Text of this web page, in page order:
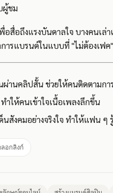
ผู้ชม
อสื่อถึงแรงบันดาลใจ บางคนเล่
รแบรนด์ในแบบที่ "ไม่ต้องเฟค
ผ่านคลิปสั้น ช่วยให้คนติดตามก
ำให้คนเข้าใจเนื้อเพลงลึกขึ้น
สังคมอย่างจริงใจ ทำให้แฟน ๆ
อกลิงก์